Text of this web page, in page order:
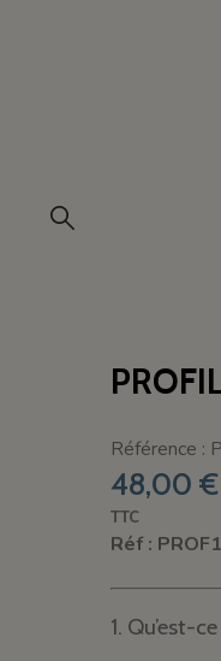
Référence :
48,00 €
TTC
Réf :
1. Qu’est-